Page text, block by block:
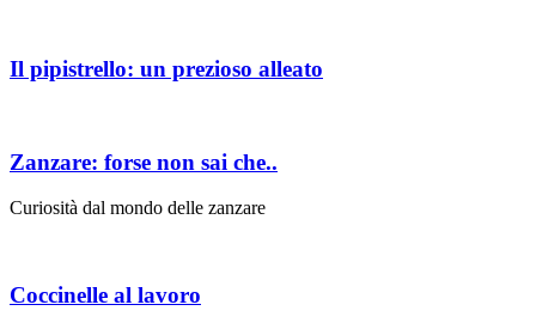
Il pipistrello: un prezioso alleato
Zanzare: forse non sai che..
Curiosità dal mondo delle zanzare
Coccinelle al lavoro